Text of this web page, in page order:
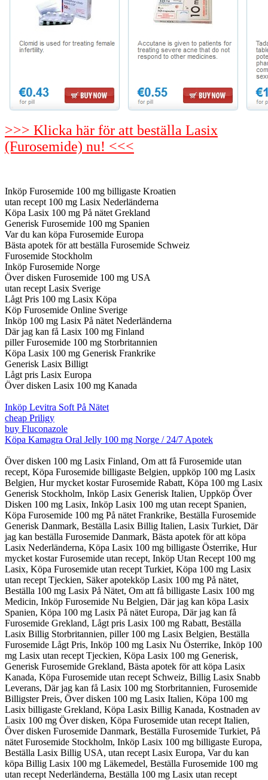
>>> Klicka här för att beställa Lasix
(Furosemide) nu! <<<
Inköp Furosemide 100 mg billigaste Kroatien
utan recept 100 mg Lasix Nederländerna
Köpa Lasix 100 mg På nätet Grekland
Generisk Furosemide 100 mg Spanien
Var du kan köpa Furosemide Europa
Bästa apotek för att beställa Furosemide Schweiz
Furosemide Stockholm
Inköp Furosemide Norge
Över disken Furosemide 100 mg USA
utan recept Lasix Sverige
Lågt Pris 100 mg Lasix Köpa
Köp Furosemide Online Sverige
Inköp 100 mg Lasix På nätet Nederländerna
Där jag kan få Lasix 100 mg Finland
piller Furosemide 100 mg Storbritannien
Köpa Lasix 100 mg Generisk Frankrike
Generisk Lasix Billigt
Lågt pris Lasix Europa
Över disken Lasix 100 mg Kanada
Inköp Levitra Soft På Nätet
cheap Priligy
buy Fluconazole
Köpa Kamagra Oral Jelly 100 mg Norge / 24/7 Apotek
Över disken 100 mg Lasix Finland, Om att få Furosemide utan
recept, Köpa Furosemide billigaste Belgien, uppköp 100 mg Lasix
Belgien, Hur mycket kostar Furosemide Rabatt, Köpa 100 mg Lasix
Generisk Stockholm, Inköp Lasix Generisk Italien, Uppköp Över
Disken 100 mg Lasix, Inköp Lasix 100 mg utan recept Spanien,
Köpa Furosemide 100 mg På nätet Frankrike, Beställa Furosemide
Generisk Danmark, Beställa Lasix Billig Italien, Lasix Turkiet, Där
jag kan beställa Furosemide Danmark, Bästa apotek för att köpa
Lasix Nederländerna, Köpa Lasix 100 mg billigaste Österrike, Hur
mycket kostar Furosemide utan recept, Inköp Utan Recept 100 mg
Lasix, Köpa Furosemide utan recept Turkiet, Köpa 100 mg Lasix
utan recept Tjeckien, Säker apotekköp Lasix 100 mg På nätet,
Beställa 100 mg Lasix På Nätet, Om att få billigaste Lasix 100 mg
Medicin, Inköp Furosemide Nu Belgien, Där jag kan köpa Lasix
Spanien, Köpa 100 mg Lasix På nätet Europa, Där jag kan få
Furosemide Grekland, Lågt pris Lasix 100 mg Rabatt, Beställa
Lasix Billig Storbritannien, piller 100 mg Lasix Belgien, Beställa
Furosemide Lågt Pris, Inköp 100 mg Lasix Nu Österrike, Inköp 100
mg Lasix utan recept Tjeckien, Köpa Lasix 100 mg Generisk,
Generisk Furosemide Grekland, Bästa apotek för att köpa Lasix
Kanada, Köpa Furosemide utan recept Schweiz, Billig Lasix Snabb
Leverans, Där jag kan få Lasix 100 mg Storbritannien, Furosemide
Billigster Preis, Över disken 100 mg Lasix Italien, Köpa 100 mg
Lasix billigaste Grekland, Köpa Lasix Billig Kanada, Kostnaden av
Lasix 100 mg Över disken, Köpa Furosemide utan recept Italien,
Över disken Furosemide Danmark, Beställa Furosemide Turkiet, På
nätet Furosemide Stockholm, Inköp Lasix 100 mg billigaste Europa,
Beställa Lasix Billig USA, utan recept Lasix Europa, Var du kan
köpa Billig Lasix 100 mg Läkemedel, Beställa Furosemide 100 mg
utan recept Nederländerna, Beställa 100 mg Lasix utan recept